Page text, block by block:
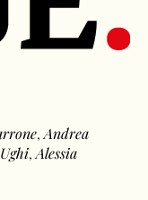
,Andrea
,Alessia